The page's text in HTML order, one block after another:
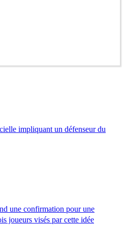
impliquant un défenseur du
une confirmation pour une
joueurs visés par cette idée